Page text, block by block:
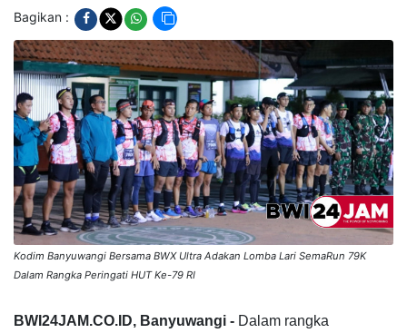
Bagikan :
Kodim Banyuwangi Bersama BWX Ultra Adakan Lomba Lari SemaRun 79K
Dalam Rangka Peringati HUT Ke-79 RI
BWI24JAM.CO.ID, Banyuwangi - Dalam rangka